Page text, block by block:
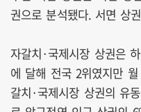
권으로 분석됐다. 서면 상
자갈치·국제시장 상권은
에 달해 전국 2위였지만
갈치·국제시장 상권의 유